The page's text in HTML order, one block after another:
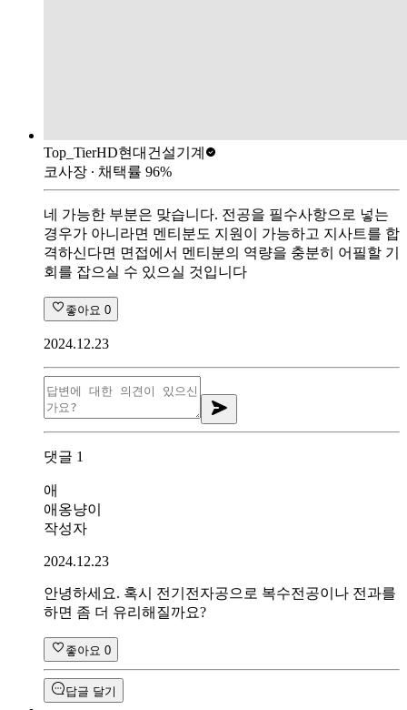
Top_TierHD현대건설기계
코사장 ∙ 채택률 96%
네 가능한 부분은 맞습니다. 전공을 필수사항으로 넣는
경우가 아니라면 멘티분도 지원이 가능하고 지사트를 합
격하신다면 면접에서 멘티분의 역량을 충분히 어필할 기
회를 잡으실 수 있으실 것입니다
좋아요 0
2024.12.23
댓글 1
애
애옹냥이
작성자
2024.12.23
안녕하세요. 혹시 전기전자공으로 복수전공이나 전과를
하면 좀 더 유리해질까요?
좋아요 0
답글 달기